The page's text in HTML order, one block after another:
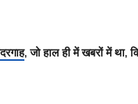
, जो हाल ही में खबरों में था,